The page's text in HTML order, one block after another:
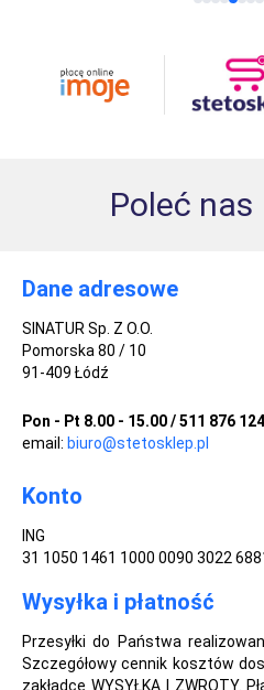
Poleć nas
Dane adresowe
SINATUR Sp. Z O.O.
Pomorska 80 / 10
91-409 Łódź
Pon - Pt 8.00 - 15.00 / 511 876
email: biuro@stetosklep.pl
Konto
ING
31 1050 1461 1000 0090 3022
Wysyłka i płatność
Przesyłki do Państwa
Szczegółowy cennik kosztów
zakładce WYSYŁKA I ZWROTY.